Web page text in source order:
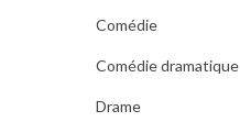
Comédie
Comédie dramatique
Drame